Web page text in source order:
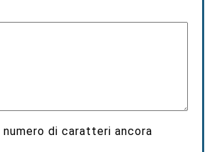
numero di caratteri ancora